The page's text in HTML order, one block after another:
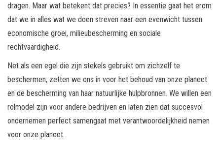
dragen. Maar wat betekent dat precies? In essentie gaat het erom
dat we in alles wat we doen streven naar een evenwicht tussen
economische groei, milieubescherming en sociale
rechtvaardigheid.
Net als een egel die zijn stekels gebruikt om zichzelf te
beschermen, zetten we ons in voor het behoud van onze planeet
en de bescherming van haar natuurlijke hulpbronnen. We willen een
rolmodel zijn voor andere bedrijven en laten zien dat succesvol
ondernemen perfect samengaat met verantwoordelijkheid nemen
voor onze planeet.